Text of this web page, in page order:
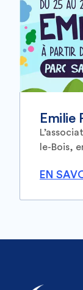
Emilie
le-Bois,
EN